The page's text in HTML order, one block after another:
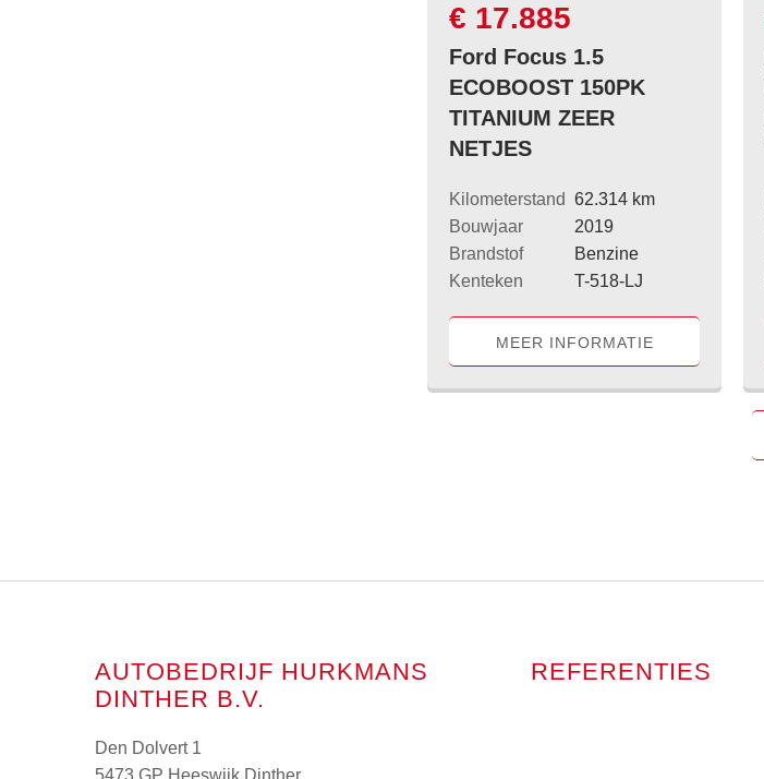
€ 17.885
Ford Focus 1.5
ECOBOOST 150PK
TITANIUM ZEER
NETJES
Kilometerstand 62.314 km
Bouwjaar
2019
Brandstof
Benzine
Kenteken
T-518-LJ
MEER INFORMATIE
AUTOBEDRIJF HURKMANS
DINTHER B.V.
Den Dolvert 1
REFERENTIES